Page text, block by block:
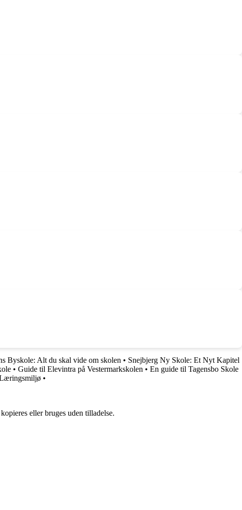
Byskole: Alt du skal vide om skolen • Snejbjerg Ny Skole: Et Nyt Kapitel
• Guide til Elevintra på Vestermarkskolen • En guide til Tagensbo Skole
•
eller bruges uden tilladelse.